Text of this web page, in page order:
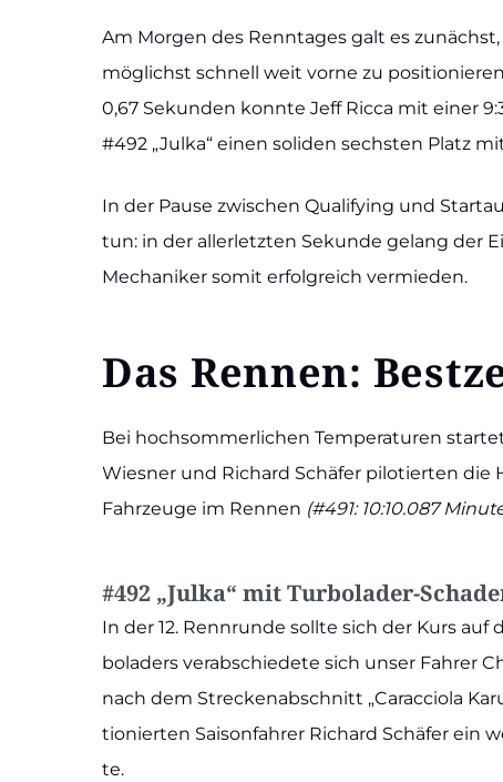
Am Mor­gen des Renn­ta­ges galt es
mög­lichst schnell weit vor­ne zu
0,67 Sekun­den konn­te Jeff Ric­ca mit einer
#492 „Jul­ka“ einen soli­den sechs­ten Platz
In der Pau­se zwi­schen Qua­li­fy­ing und
tun: in der aller­letz­ten Sekun­de gelang der
Mecha­ni­ker somit erfolg­reich ver­mie­den.
Das Ren­nen:
Bei hoch­som­mer­li­chen Tem­pe­ra­tu­ren
Wies­ner und Richard Schä­fer pilo­tier­ten
Fahr­zeu­ge im Ren­nen (#491: 10:10.087
#492 „Jul­ka“ mit Tur­­bo­la­­der-
In der 12. Renn­run­de soll­te sich der Kurs
bo­la­ders ver­ab­schie­de­te sich unser Fah­rer
nach dem Stre­cken­ab­schnitt „Carac­cio­la
tio­nier­ten Sai­son­fah­rer Richard Schä­fer ein
te.